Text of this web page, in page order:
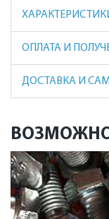
ОПЛАТА И
ДОСТАВКА И